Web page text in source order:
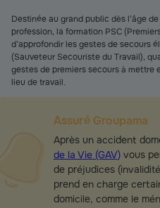
Destinée au grand public dès l’âge
profession, la formation PSC
d’approfondir les gestes de secours
(Sauveteur Secouriste du Travail),
gestes de premiers secours à mettre
lieu de travail.
Assuré Groupama
Après un accident
de la Vie (GAV) vous
de préjudices
prend en charge
domicile, comme le